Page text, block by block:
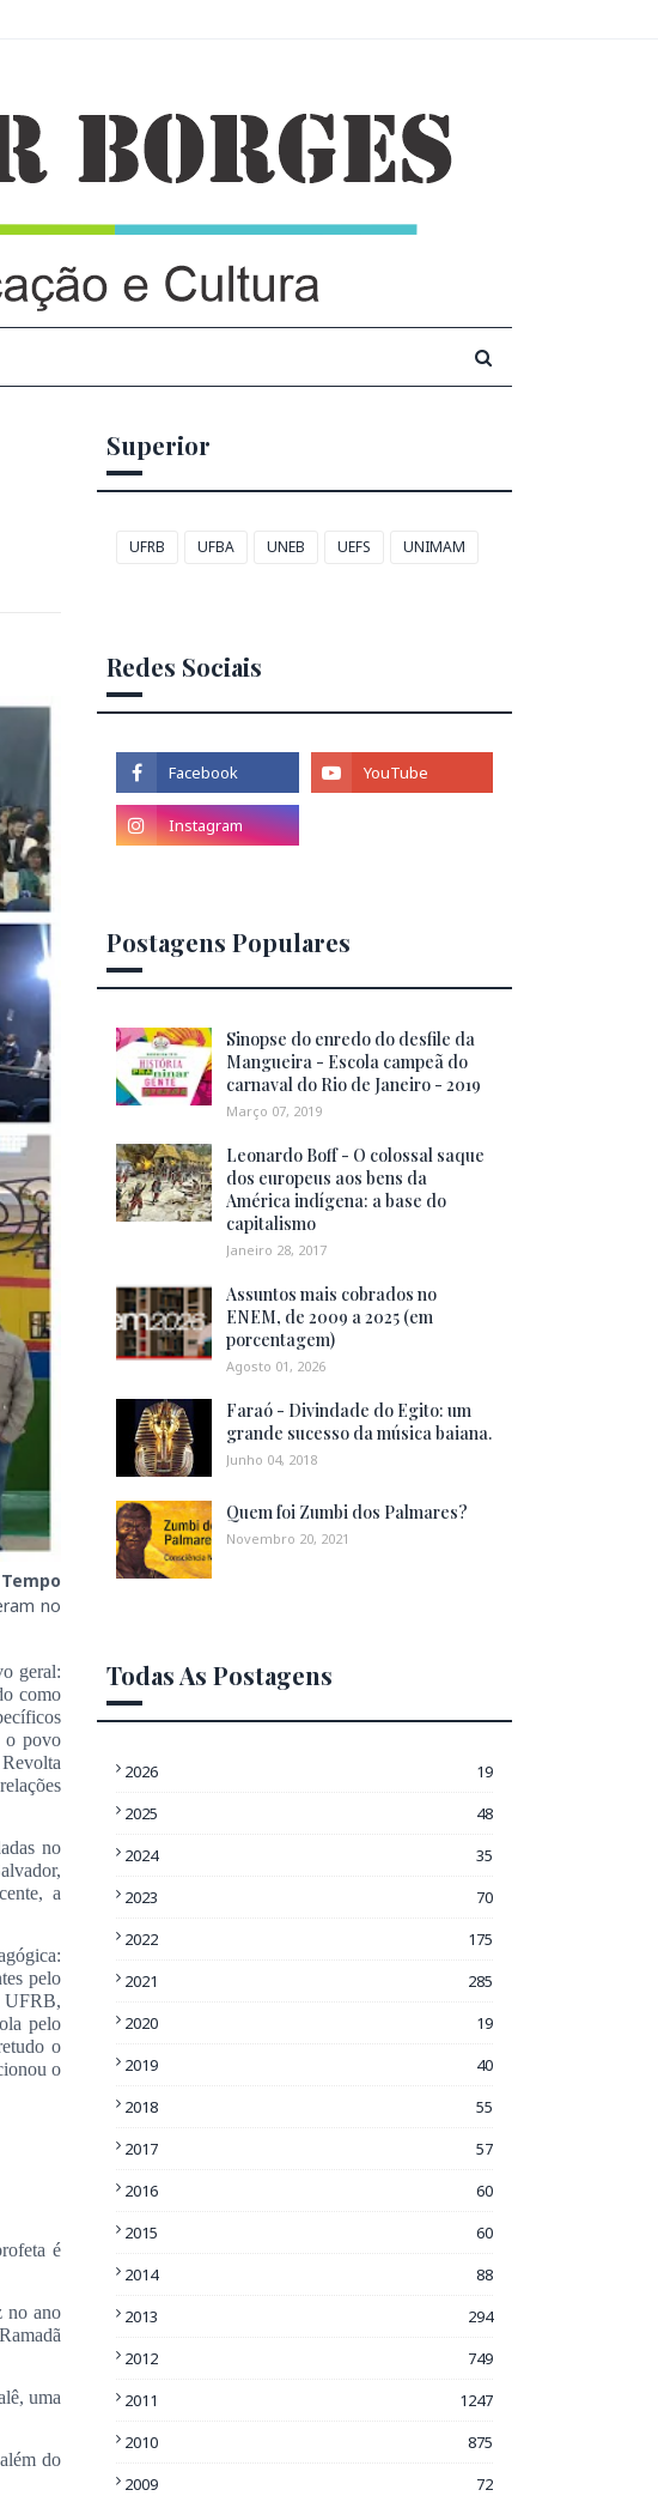
no
geral:
como
o povo
no
a
pelo
UFRB,
pelo
o
o
é
no ano
uma
do
Superior
UFRB UFBA UNEB UEFS UNIMAM
Redes Sociais
Postagens Populares
Sinopse do enredo do desfile da
Mangueira - Escola campeã do
carnaval do Rio de Janeiro - 2019
Março 07, 2019
Leonardo Boff - O colossal saque
dos europeus aos bens da
América indígena: a base do
capitalismo
Janeiro 28, 2017
Assuntos mais cobrados no
ENEM, de 2009 a 2025 (em
porcentagem)
Agosto 01, 2026
Faraó - Divindade do Egito: um
grande sucesso da música baiana.
Junho 04, 2018
Quem foi Zumbi dos Palmares?
Novembro 20, 2021
Todas As Postagens
2026
19
2025
48
2024
35
2023
70
2022
175
2021
285
2020
19
2019
40
2018
55
2017
57
2016
60
2015
60
2014
88
2013
294
2012
749
2011
1247
2010
875
2009
72